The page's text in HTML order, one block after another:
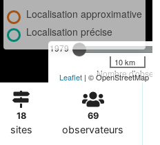
1979
Nombre
Localisation approximative
Localisation précise
10 km
Leaflet | © OpenStreetMap
18
sites
69
observateurs